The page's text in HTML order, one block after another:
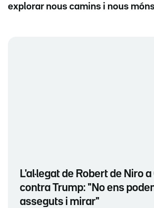
explorar nous camins i nous
L'al·legat de Robert de Niro
contra Trump: "No ens
asseguts i mirar"